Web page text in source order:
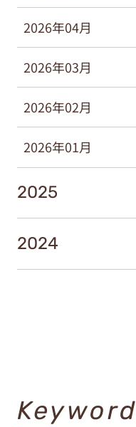
2026年04月
2026年03月
2026年02月
2026年01月
2025
2024
Keyword